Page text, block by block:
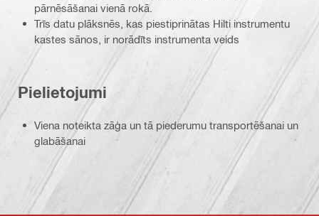
pārnēsāšanai vienā rokā.
Trīs datu plāksnēs, kas piestiprinātas Hilti instrumentu
kastes sānos, ir norādīts instrumenta veids
Pielietojumi
Viena noteikta zāģa un tā piederumu transportēšanai un
glabāšanai